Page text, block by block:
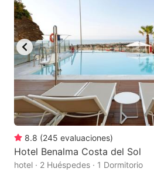
to
get
the
keyboard
shortcuts
for
changing
dates.
8.8 (245 evaluaciones)
Hotel Benalma Costa del Sol
hotel · 2 Huéspedes · 1 Dormitorio